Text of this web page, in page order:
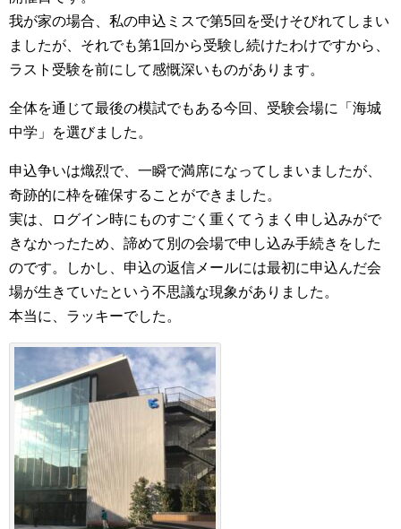
我が家の場合、私の申込ミスで第5回を受けそびれてしまい
ましたが、それでも第1回から受験し続けたわけですから、
ラスト受験を前にして感慨深いものがあります。
全体を通じて最後の模試でもある今回、受験会場に「海城
中学」を選びました。
申込争いは熾烈で、一瞬で満席になってしまいましたが、
奇跡的に枠を確保することができました。
実は、ログイン時にものすごく重くてうまく申し込みがで
きなかったため、諦めて別の会場で申し込み手続きをした
のです。しかし、申込の返信メールには最初に申込んだ会
場が生きていたという不思議な現象がありました。
本当に、ラッキーでした。